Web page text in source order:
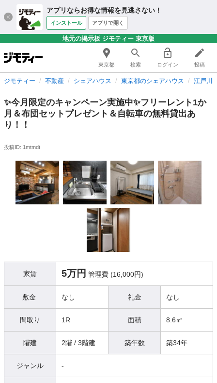
アプリならお得な情報を見逃さない！
インストール アプリで開く
地元の掲示板 ジモティー 東京版
東京都 検索 ログイン 投稿
ジモティー 不動産 シェアハウス 東京都のシェアハウス 江戸川
✨今月限定のキャンペーン実施中✨フリーレント1か
月＆布団セットプレゼント＆自転車の無料貸出あ
り！！
投稿ID: 1mtmdt
家賃 5万円 管理費 (16,000円)
敷金 なし 礼金 なし
間取り 1R 面積 8.6㎡
階建 2階 / 3階建 築年数 築34年
ジャンル -